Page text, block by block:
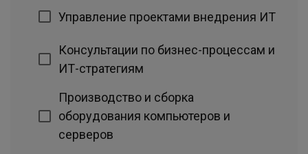
Управление проектами внедрения ИТ
Консультации по бизнес-процессам и
ИТ-стратегиям
Производство и сборка
оборудования компьютеров и
серверов